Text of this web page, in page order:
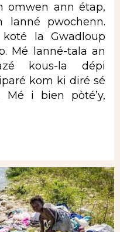
omwen ann étap,
pwochenn.
la Gwadloup
Mé lanné-tala an
kous-la dépi
kom ki diré sé
i bien pòté’y,